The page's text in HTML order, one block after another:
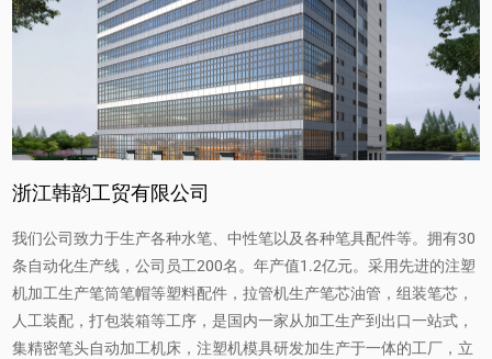
浙江韩韵工贸有限公司
我们公司致力于生产各种水笔、中性笔以及各种笔具配件等。拥有30
条自动化生产线，公司员工200名。年产值1.2亿元。采用先进的注塑
机加工生产笔筒笔帽等塑料配件，拉管机生产笔芯油管，组装笔芯，
人工装配，打包装箱等工序，是国内一家从加工生产到出口一站式，
集精密笔头自动加工机床，注塑机模具研发加生产于一体的工厂，立